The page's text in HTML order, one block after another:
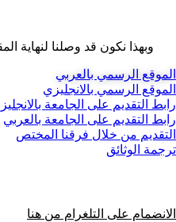
وبهذا نكون قد وصلنا لنهاية
الموقع الرسمي بالعربي
الموقع الرسمي بالانجليزي
رابط التقديم على الجامعة
رابط التقديم على الجامعة بالعربي
التقديم من خلال فرقنا المختص
ترجمة الوثائق
الانضمام على التلغرام من هنا